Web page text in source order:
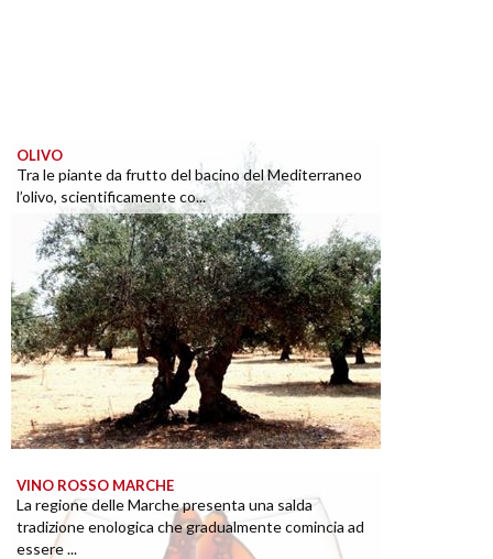
OLIVO
Tra le piante da frutto del bacino del Mediterraneo
l’olivo, scientificamente co...
VINO ROSSO MARCHE
La regione delle Marche presenta una salda
tradizione enologica che gradualmente comincia ad
essere ...